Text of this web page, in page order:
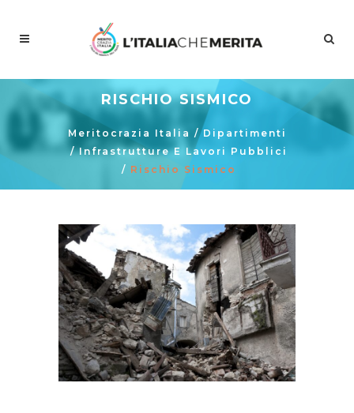
RISCHIO SISMICO
Meritocrazia Italia /Dipartimenti
/Infrastrutture E Lavori Pubblici
/ Rischio Sismico